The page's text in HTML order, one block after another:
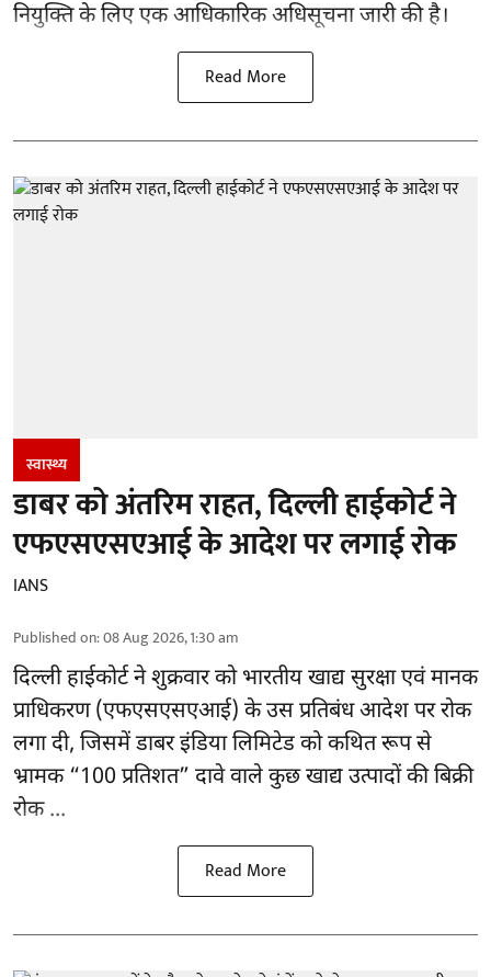
नियुक्ति के लिए एक आधिकारिक अधिसूचना जारी की है।
Read More
स्वास्थ्य
डाबर को अंतरिम राहत, दिल्ली हाईकोर्ट ने
एफएसएसएआई के आदेश पर लगाई रोक
IANS
Published on:08 Aug 2026, 1:30 am
दिल्ली हाईकोर्ट ने शुक्रवार को भारतीय खाद्य सुरक्षा एवं मानक
प्राधिकरण(एफएसएसएआई) के उस प्रतिबंध आदेश पर रोक
लगा दी, जिसमें डाबर इंडिया लिमिटेड को कथित रूप से
भ्रामक “100 प्रतिशत” दावे वाले कुछ खाद्य उत्पादों की बिक्री
रोक ...
Read More